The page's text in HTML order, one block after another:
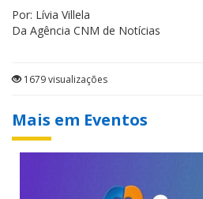
Por: Lívia Villela
Da Agência CNM de Notícias
1679 visualizações
Mais em Eventos